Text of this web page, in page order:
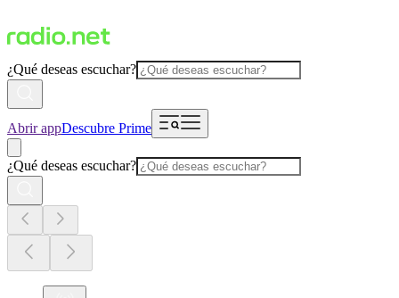
¿Qué deseas escuchar?
Abrir appDescubre Prime
¿Qué deseas escuchar?